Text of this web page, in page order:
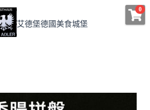
艾德堡德國美食城堡
0
資訊
×
商品分類